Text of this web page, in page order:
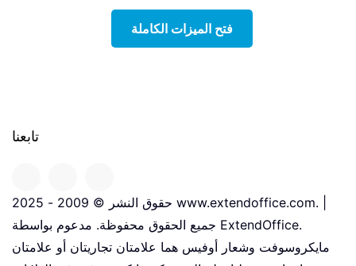
فتح الميزات الكاملة
تابعنا
حقوق النشر © 2009 - 2025 www.extendoffice.com. |
جميع الحقوق محفوظة. مدعوم بواسطة ExtendOffice.
مايكروسوفت وشعار أوفيس هما علامتان تجاريتان أو علامتان